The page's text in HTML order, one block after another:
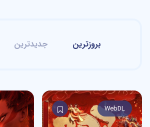
بروزترین جدیدترین
WebDL